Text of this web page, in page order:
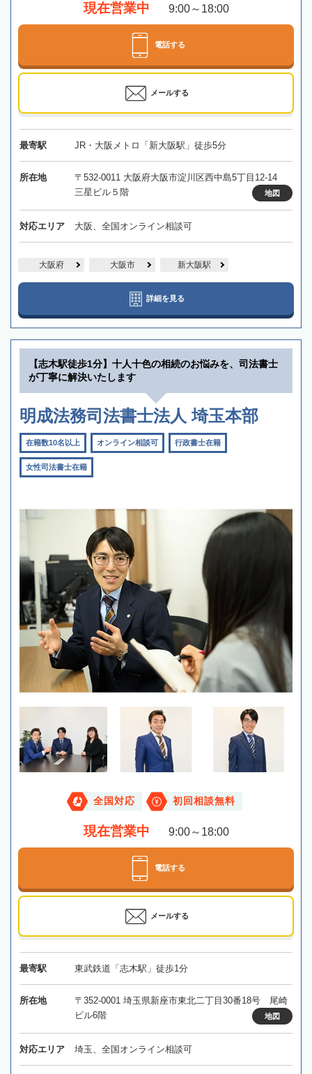
現在営業中 9:00～18:00
電話する
メールする
最寄駅 JR・大阪メトロ「新大阪駅」徒歩5分
所在地
〒532-0011 大阪府大阪市淀川区西中島5丁目12-14
三星ビル５階
地図
対応エリア 大阪、全国オンライン相談可
大阪府 大阪市 新大阪駅
詳細を見る
【志木駅徒歩1分】十人十色の相続のお悩みを、司法書士
が丁寧に解決いたします
明成法務司法書士法人 埼玉本部
在籍数10名以上 オンライン相談可 行政書士在籍
女性司法書士在籍
全国対応 初回相談無料
現在営業中 9:00～18:00
電話する
メールする
最寄駅 東武鉄道「志木駅」徒歩1分
所在地
〒352-0001 埼玉県新座市東北二丁目30番18号 尾崎
ビル6階
地図
対応エリア 埼玉、全国オンライン相談可